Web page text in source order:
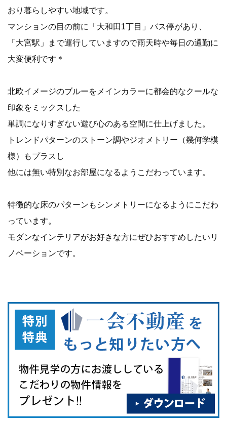
おり暮らしやすい地域です。
マンションの目の前に「大和田1丁目」バス停があり、
「大宮駅」まで運行していますので雨天時や毎日の通勤に
大変便利です＊
北欧イメージのブルーをメインカラーに都会的なクールな
印象をミックスした
単調になりすぎない遊び心のある空間に仕上げました。
トレンドパターンのストーン調やジオメトリー（幾何学模
様）もプラスし
他には無い特別なお部屋になるようこだわっています。
特徴的な床のパターンもシンメトリーになるようにこだわ
っています。
モダンなインテリアがお好きな方にぜひおすすめしたいリ
ノベーションです。